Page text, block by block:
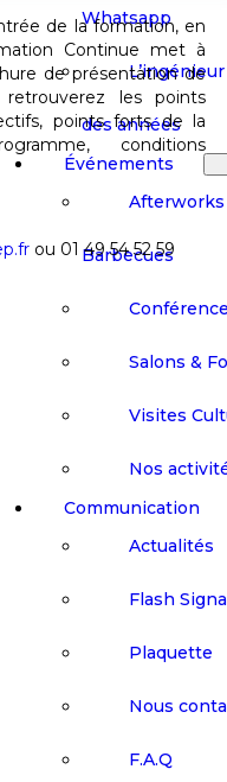
Whatsapp
des années
Événements
Afterworks
Barbecues
Salons &
Visites
Nos
Communication
Actualités
Flash
Plaquette
Nous
F.A.Q
de la formation, en
Continue met à
de présentation de
les points
points forts de la
conditions
ou 01 49 54 52 59